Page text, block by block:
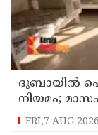
ദുബായില്‍
നിയമം;
പ്രാബല്യത്തില്‍
FRI,7 AUG 2026